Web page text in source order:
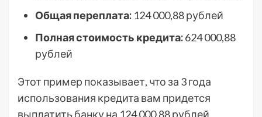
Общая переплата: 124 000,88 рублей
Полная стоимость кредита:624 000,88
рублей
Этот пример показывает, что за 3 года
использования кредита вам придется
выплатить банку на 124 000,88 рублей